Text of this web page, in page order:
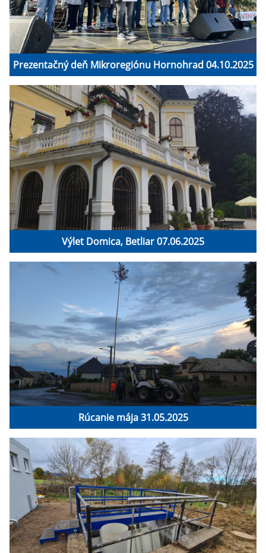
Prezentačný deň Mikroregiónu Hornohrad 04.10.2025
Výlet Domica, Betliar 07.06.2025
Rúcanie mája 31.05.2025